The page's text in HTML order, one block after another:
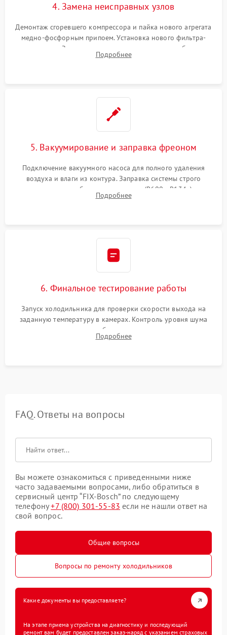
4. Замена неисправных узлов
Демонтаж сгоревшего компрессора и пайка нового агрегата
медно-фосфорным припоем. Установка нового фильтра-
осушителя. Замена изношенных вентиляторов обдува,
сломанных заслонок или поврежденных дверных петель.
Подробнее
5. Вакуумирование и заправка фреоном
Подключение вакуумного насоса для полного удаления
воздуха и влаги из контура. Заправка системы строго
дозированным объемом хладагента (R600a, R134a) по
электронным весам. Контроль рабочего давления в системе.
Подробнее
6. Финальное тестирование работы
Запуск холодильника для проверки скорости выхода на
заданную температуру в камерах. Контроль уровня шума
компрессора, отсутствия обмерзания стенок и корректного
срабатывания системы автоматической оттайки.
Подробнее
FAQ. Ответы на вопросы
Вы можете ознакомиться с приведенными ниже
часто задаваемыми вопросами, либо обратиться в
сервисный центр “FIX-Bosch” по следующему
телефону+7 (800) 301-55-83 если не нашли ответ на
свой вопрос.
Общие вопросы
Вопросы по ремонту холодильников
Какие документы вы предоставляете?
На этапе приема устройства на диагностику и последующий
ремонт вам будет предоставлен заказ-наряд с указанием страховых